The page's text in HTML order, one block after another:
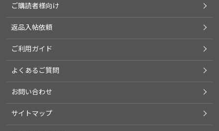
ご購読者様向け
返品入帖依頼
ご利用ガイド
よくあるご質問
お問い合わせ
サイトマップ